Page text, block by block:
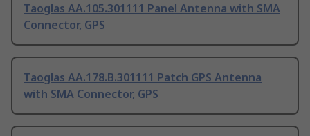
Taoglas AA.105.301111 Panel Antenna with SMA
Connector, GPS
Taoglas AA.178.B.301111 Patch GPS Antenna
with SMA Connector, GPS